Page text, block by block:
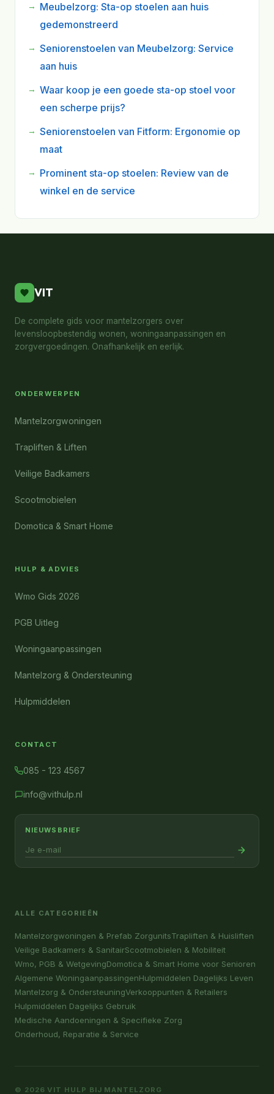
Meubelzorg: Sta-op stoelen aan huis
gedemonstreerd
Seniorenstoelen van Meubelzorg: Service
aan huis
Waar koop je een goede sta-op stoel voor
een scherpe prijs?
Seniorenstoelen van Fitform: Ergonomie op
maat
Prominent sta-op stoelen: Review van de
winkel en de service
VIT
De complete gids voor mantelzorgers over
levensloopbestendig wonen, woningaanpassingen en
zorgvergoedingen. Onafhankelijk en eerlijk.
ONDERWERPEN
Mantelzorgwoningen
Trapliften & Liften
Veilige Badkamers
Scootmobielen
Domotica & Smart Home
HULP & ADVIES
Wmo Gids 2026
PGB Uitleg
Woningaanpassingen
Mantelzorg & Ondersteuning
Hulpmiddelen
CONTACT
085 - 123 4567
info@vithulp.nl
NIEUWSBRIEF
ALLE CATEGORIEËN
Mantelzorgwoningen & Prefab ZorgunitsTrapliften & Huisliften
Veilige Badkamers & SanitairScootmobielen & Mobiliteit
Wmo, PGB & WetgevingDomotica & Smart Home voor Senioren
Algemene WoningaanpassingenHulpmiddelen Dagelijks Leven
Mantelzorg & OndersteuningVerkooppunten & Retailers
Hulpmiddelen Dagelijks Gebruik
Medische Aandoeningen & Specifieke Zorg
Onderhoud, Reparatie & Service
© 2026 VIT HULP BIJ MANTELZORG